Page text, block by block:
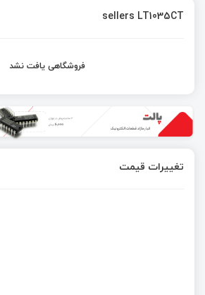
sellers LT1035CT
فروشگاهی یافت نشد
تغییرات قیمت